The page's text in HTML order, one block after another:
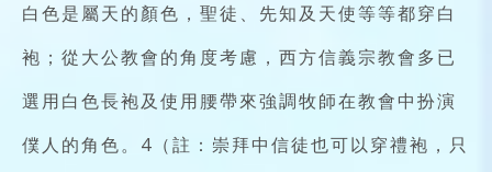
白色是屬天的顏色，聖徒、先知及天使等等都穿白
袍；從大公教會的角度考慮，西方信義宗教會多已
選用白色長袍及使用腰帶來強調牧師在教會中扮演
僕人的角色。4（註：崇拜中信徒也可以穿禮袍，只